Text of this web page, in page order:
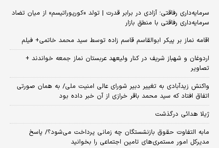
سرمایه‌داری رفاقتی؛ آزادی در برابر قدرت | تولد «کورپوراتیسم» از میان تضاد
سرمایه‌داری رفاقتی با منطق بازار
اقامه نماز بر پیکر ابوالقاسم قاسم زاده توسط سید محمد خاتمی+ فیلم
اردوغان و شهباز شریف در کنار ولیعهد عربستان نماز جمعه خواندند +
تصاویر
واکنش زیدآبادی به تغییر دبیر شورای عالی امنیت ملی/ به همان صورتی
اتفاق افتاد که سید محمد باقر خرازی از آن خبر داده بود
ژیلا هدائی درگذشت
مابه التفاوت حقوق بازنشستگان چه زمانی پرداخت می‌شود؟/ پاسخ
مدیرکل امور مستمری‌های تامین اجتماعی را بخوانید